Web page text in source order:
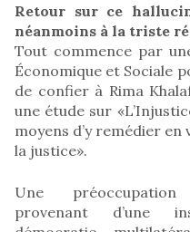
Retour sur ce
néanmoins à la triste
Tout commence par
Économique et Sociale
de confier à Rima
une étude sur
moyens d’y remédier en
la justice».
Une
provenant d’une